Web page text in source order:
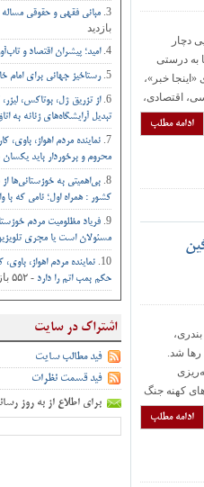
دچار
به درستی
خبر»،
اقتصادی،
ادامه مطلب
رها شد.
کهنه جنگ
ادامه مطلب
مبانی فقهی و حقوقی
بازدید
امید؛ پیشران اقتصاد و
رستاخیز جهانی برای امام
از تزریق ژل، بوتاکس،
تبدیل آرایشگاه‌های زنانه به
نماینده مردم اهواز،
محروم و برخوردار باید یکسان
بی‌اهمیتی به خوزستانی‌ها
کشور : همراه اول؛ نامی که با
فریاد مظلومیت مردم
مسئولان است یا مجری
نماینده مردم اهواز،
حکم بمب اتم را دارد - ۵۵۲ بازدید
اشتراک در سایت
فید مطالب سایت
فید قسمت نظرات
برای اطلاع از به روز